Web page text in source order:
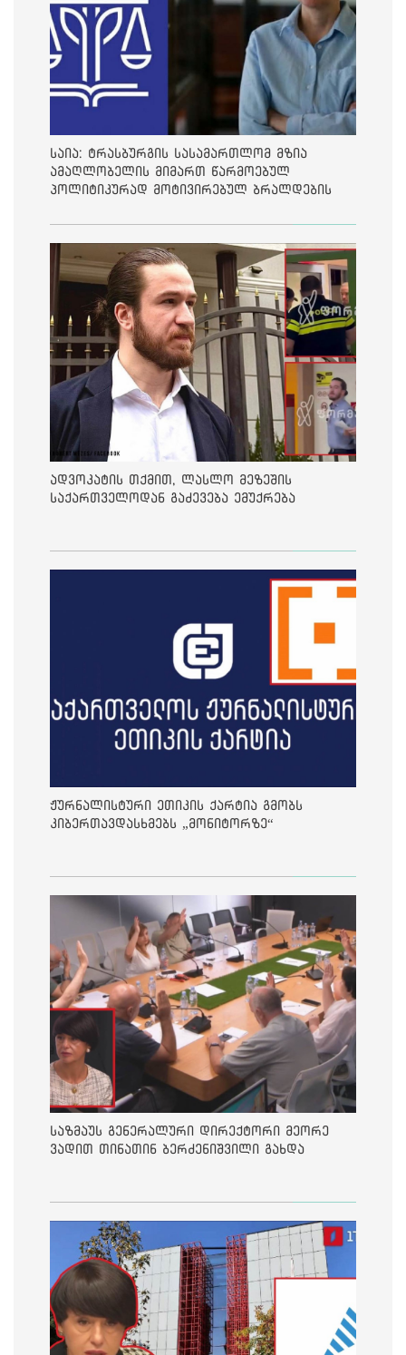
საია: ტრასბურგის სასამართლომ მზია
ამაღლობელის მიმართ წარმოებულ
პოლიტიკურად მოტივირებულ ბრალდების
ადვოკატის თქმით, ლასლო მეზეშის
საქართველოდან გაძევება ემუქრება
ჟურნალისტური ეთიკის ქარტია გმობს
კიბერთავდასხმებს „მონიტორზე“
საზმაუს გენერალური დირექტორი მეორე
ვადით თინათინ ბერძენიშვილი გახდა